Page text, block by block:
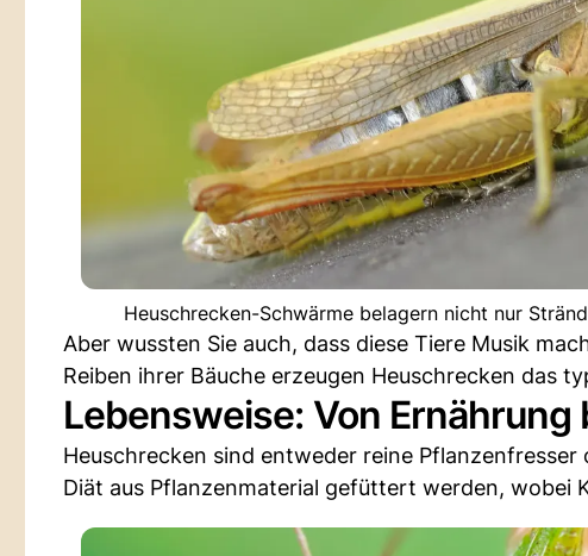
Heuschrecken-Schwärme belagern nicht nur
Aber wussten Sie auch, dass diese Tiere Musik
Reiben ihrer Bäuche erzeugen Heuschrecken das
Lebensweise: Von
Heuschrecken sind entweder reine
Diät aus Pflanzenmaterial gefüttert werden, wobei